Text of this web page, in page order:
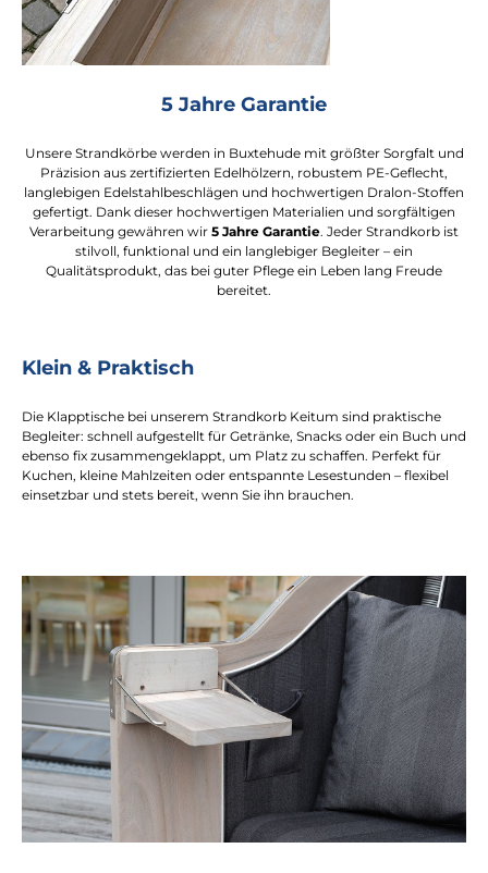
5 Jahre Garantie
Unsere Strandkörbe werden in Buxtehude mit größter Sorgfalt und
Präzision aus zertifizierten Edelhölzern, robustem PE-Geflecht,
langlebigen Edelstahlbeschlägen und hochwertigen Dralon-Stoffen
gefertigt. Dank dieser hochwertigen Materialien und sorgfältigen
Verarbeitung gewähren wir 5 Jahre Garantie. Jeder Strandkorb ist
stilvoll, funktional und ein langlebiger Begleiter – ein
Qualitätsprodukt, das bei guter Pflege ein Leben lang Freude
bereitet.
Klein & Praktisch
Die Klapptische bei unserem Strandkorb Keitum sind praktische
Begleiter: schnell aufgestellt für Getränke, Snacks oder ein Buch und
ebenso fix zusammengeklappt, um Platz zu schaffen. Perfekt für
Kuchen, kleine Mahlzeiten oder entspannte Lesestunden – flexibel
einsetzbar und stets bereit, wenn Sie ihn brauchen.